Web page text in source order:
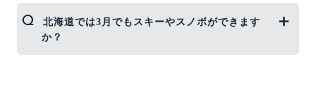
なお、雪道運転が少しでも不安な場合はレンタカー
を利用せずに公共交通機関での移動をおすすめしま
す。
すが、季節外れの大雪などで飛行機が欠航する可能
性もまだまだあります。 飛行機が欠航した場合につ
いてはよくある質問をご参照ください。 高速道路に
北海道では3月でもスキーやスノボができます
か？